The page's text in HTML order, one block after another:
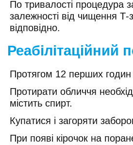
По тривалості процедура
залежності від чищення Т-
відповідно.
Реабілітаційний
Протягом 12 перших
Протирати обличчя
містить спирт.
Купатися і загоряти
При появі кірочок на